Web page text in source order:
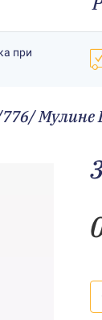
при
Мулине